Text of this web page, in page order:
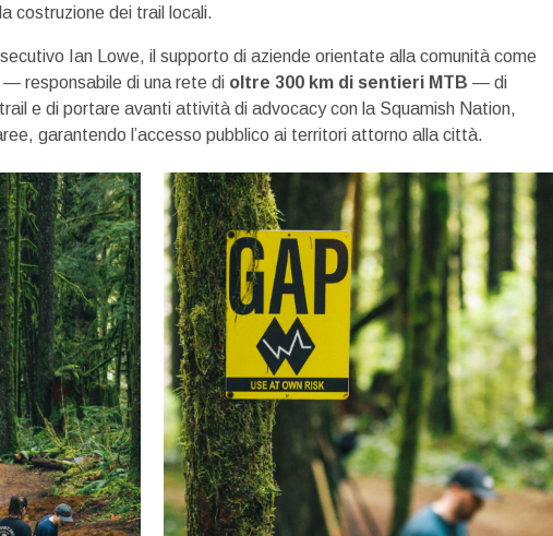
costruzione dei trail locali.
Ian Lowe, il supporto di aziende orientate alla comunità come
— responsabile di una rete di oltre 300 km di sentieri MTB — di
e di portare avanti attività di advocacy con la Squamish Nation,
garantendo l’accesso pubblico ai territori attorno alla città.